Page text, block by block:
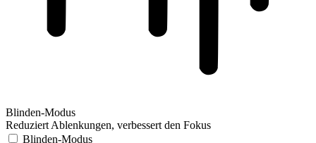
Blinden-Modus
Reduziert Ablenkungen, verbessert den Fokus
Blinden-Modus